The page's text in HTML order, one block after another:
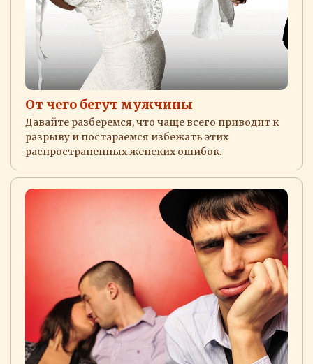
От чего бегут мужчины
Давайте разберемся, что чаще всего приводит к
разрыву и постараемся избежать этих
распространенных женских ошибок.